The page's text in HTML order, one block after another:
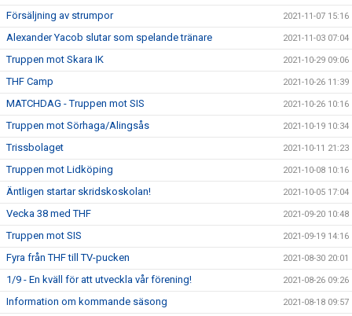
Försäljning av strumpor 2021-11-07 15:16
Alexander Yacob slutar som spelande tränare 2021-11-03 07:04
Truppen mot Skara IK 2021-10-29 09:06
THF Camp 2021-10-26 11:39
MATCHDAG - Truppen mot SIS 2021-10-26 10:16
Truppen mot Sörhaga/Alingsås 2021-10-19 10:34
Trissbolaget 2021-10-11 21:23
Truppen mot Lidköping 2021-10-08 10:16
Äntligen startar skridskoskolan! 2021-10-05 17:04
Vecka 38 med THF 2021-09-20 10:48
Truppen mot SIS 2021-09-19 14:16
Fyra från THF till TV-pucken 2021-08-30 20:01
1/9 - En kväll för att utveckla vår förening! 2021-08-26 09:26
Information om kommande säsong 2021-08-18 09:57